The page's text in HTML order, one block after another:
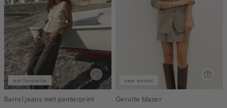
our favourite
Barrel jeans met panterprint
new arrival
Geruite blazer